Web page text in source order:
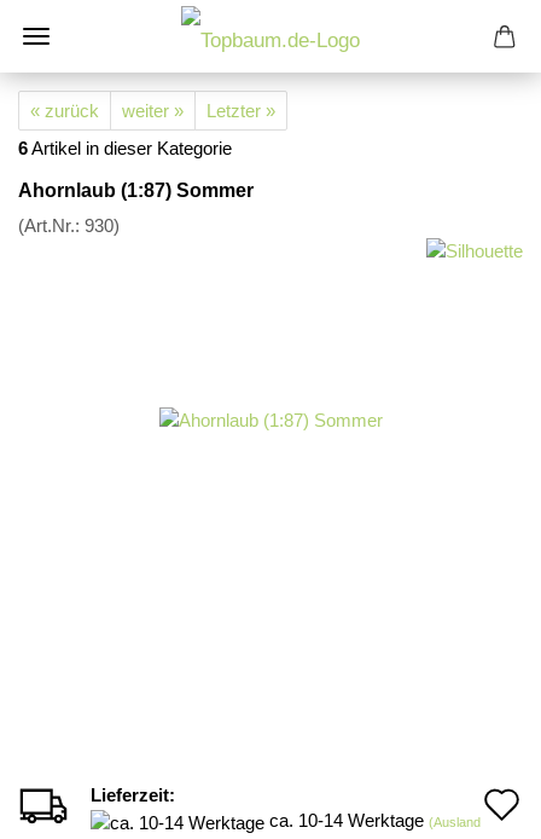
« zurück weiter »
Letzter »
6Artikel in dieser Kategorie
Ahornlaub (1:87) Sommer
(Art.Nr.: 930)
Lieferzeit:
ca. 10-14 Werktage (Ausland